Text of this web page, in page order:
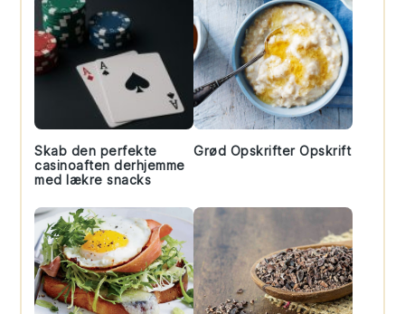
Skab den perfekte
casinoaften derhjemme
med lækre snacks
Grød Opskrifter Opskrift